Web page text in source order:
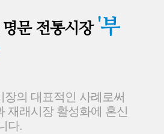
문 전통시장 '부
장의 대표적인 사례로써
재래시장 활성화에 혼신
다.